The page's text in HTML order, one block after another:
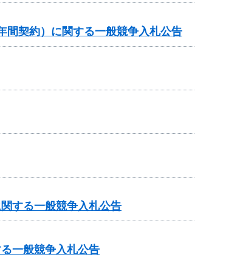
間契約）に関する一般競争入札公告
する一般競争入札公告
一般競争入札公告